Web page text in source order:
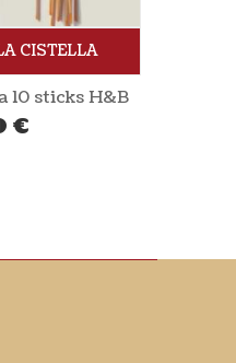
CISTELLA
unitats H&B
€